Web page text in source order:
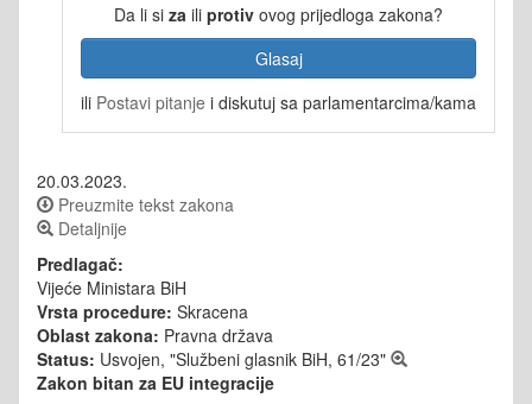
Da li si za ili protiv ovog prijedloga zakona?
Glasaj
ili Postavi pitanje i diskutuj sa parlamentarcima/kama
20.03.2023.
Preuzmite tekst zakona
Detaljnije
Predlagač:
Vijeće Ministara BiH
Vrsta procedure: Skracena
Oblast zakona: Pravna država
Status: Usvojen, "Službeni glasnik BiH, 61/23"
Zakon bitan za EU integracije